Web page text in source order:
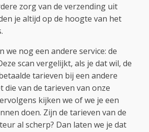
zorg van de verzending uit
je altijd op de hoogte van het
we nog een andere service: de
scan vergelijkt, als je dat wil, de
tarieven bij een andere
van de tarieven van onze
kijken we of we je een
doen. Zijn de tarieven van de
al scherp? Dan laten we je dat